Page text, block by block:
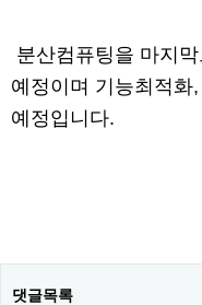
분산컴퓨팅을 마지
예정이며 기능최적화
예정입니다.
댓글목록